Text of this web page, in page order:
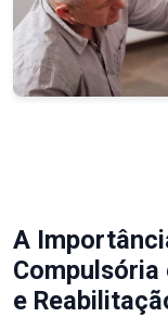
A
Compulsória
e